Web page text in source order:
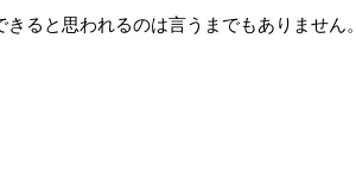
ると思われるのは言うまでもありません。